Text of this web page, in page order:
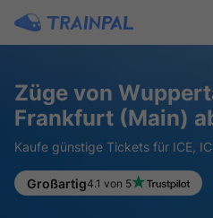
Züge von
Frankfurt (Main)
Kaufe günstige Tickets für ICE,
Großartig4.1 von 5